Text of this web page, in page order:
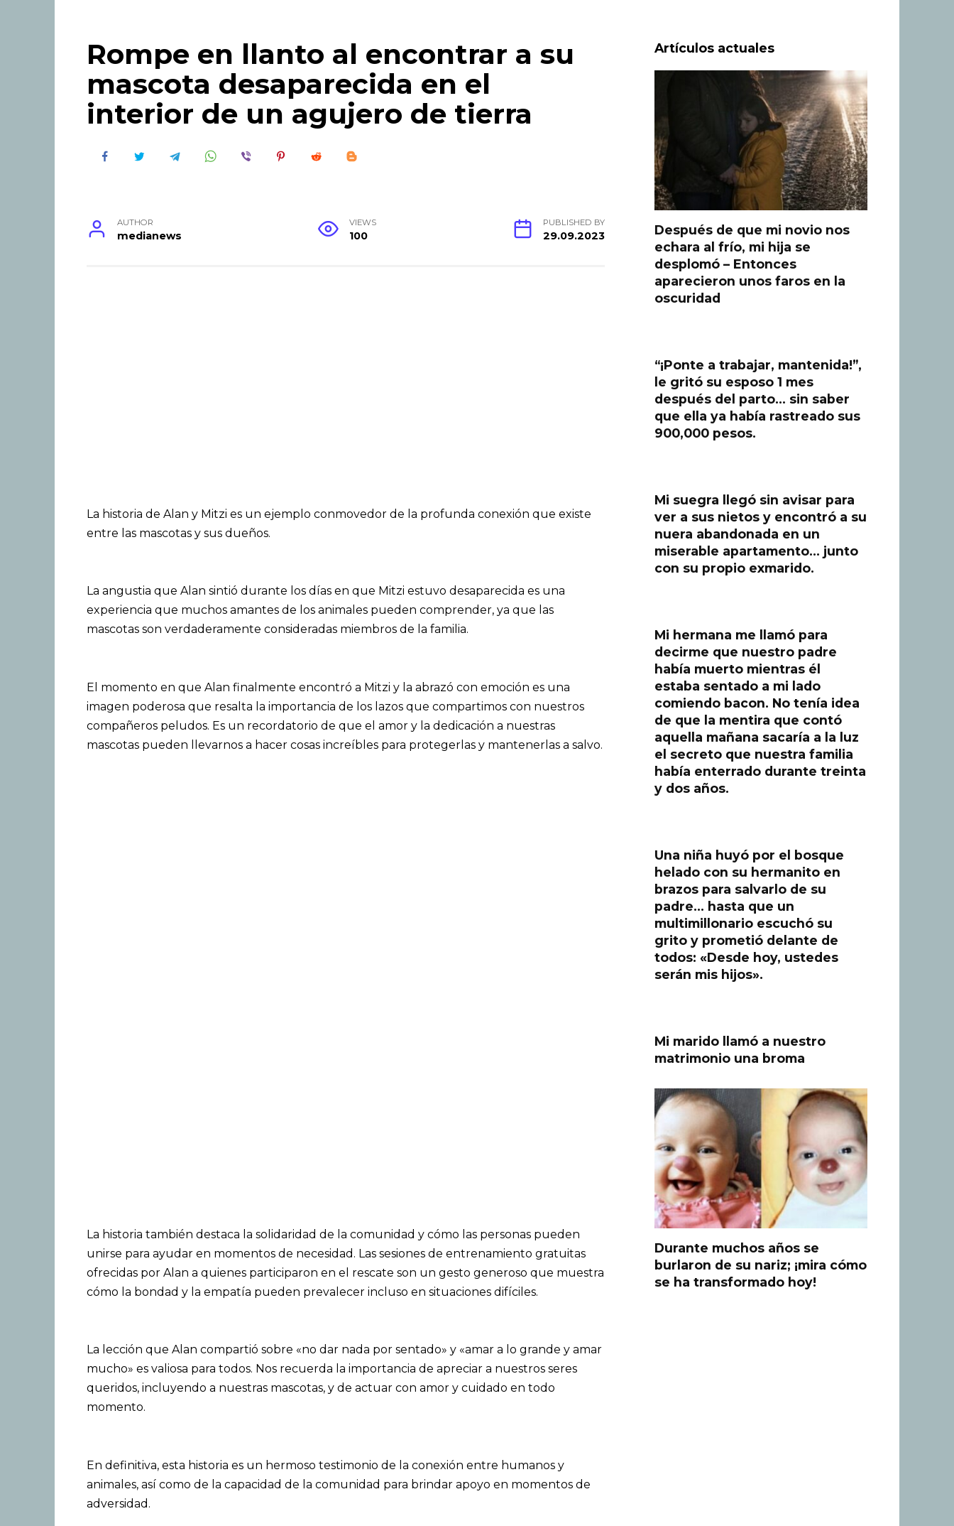
Rompe en llanto al encontrar a su
mascota desaparecida en el
interior de un agujero de tierra
AUTHOR
medianews
VIEWS
100
PUBLISHED BY
29.09.2023
La historia de Alan y Mitzi es un ejemplo conmovedor de la profunda conexión que existe
entre las mascotas y sus dueños.
La angustia que Alan sintió durante los días en que Mitzi estuvo desaparecida es una
experiencia que muchos amantes de los animales pueden comprender, ya que las
mascotas son verdaderamente consideradas miembros de la familia.
El momento en que Alan finalmente encontró a Mitzi y la abrazó con emoción es una
imagen poderosa que resalta la importancia de los lazos que compartimos con nuestros
compañeros peludos. Es un recordatorio de que el amor y la dedicación a nuestras
mascotas pueden llevarnos a hacer cosas increíbles para protegerlas y mantenerlas a salvo.
La historia también destaca la solidaridad de la comunidad y cómo las personas pueden
unirse para ayudar en momentos de necesidad. Las sesiones de entrenamiento gratuitas
ofrecidas por Alan a quienes participaron en el rescate son un gesto generoso que muestra
cómo la bondad y la empatía pueden prevalecer incluso en situaciones difíciles.
La lección que Alan compartió sobre «no dar nada por sentado» y «amar a lo grande y amar
mucho» es valiosa para todos. Nos recuerda la importancia de apreciar a nuestros seres
queridos, incluyendo a nuestras mascotas, y de actuar con amor y cuidado en todo
momento.
En definitiva, esta historia es un hermoso testimonio de la conexión entre humanos y
animales, así como de la capacidad de la comunidad para brindar apoyo en momentos de
adversidad.
Artículos actuales
Después de que mi novio nos
echara al frío, mi hija se
desplomó – Entonces
aparecieron unos faros en la
oscuridad
“¡Ponte a trabajar, mantenida!”,
le gritó su esposo 1 mes
después del parto… sin saber
que ella ya había rastreado sus
900,000 pesos.
Mi suegra llegó sin avisar para
ver a sus nietos y encontró a su
nuera abandonada en un
miserable apartamento… junto
con su propio exmarido.
Mi hermana me llamó para
decirme que nuestro padre
había muerto mientras él
estaba sentado a mi lado
comiendo bacon. No tenía idea
de que la mentira que contó
aquella mañana sacaría a la luz
el secreto que nuestra familia
había enterrado durante treinta
y dos años.
Una niña huyó por el bosque
helado con su hermanito en
brazos para salvarlo de su
padre… hasta que un
multimillonario escuchó su
grito y prometió delante de
todos: «Desde hoy, ustedes
serán mis hijos».
Mi marido llamó a nuestro
matrimonio una broma
Durante muchos años se
burlaron de su nariz; ¡mira cómo
se ha transformado hoy!